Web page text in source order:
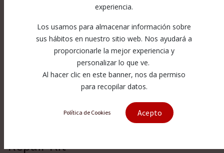
[015084-1] 87K Bleed-down Valve
Repair Kit
experiencia.
Los usamos para almacenar información sobre
sus hábitos en nuestro sitio web. Nos ayudará a
proporcionarle la mejor experiencia y
personalizar lo que ve.
Al hacer clic en este banner, nos da permiso
para recopilar datos.
Política de Cookies Acepto